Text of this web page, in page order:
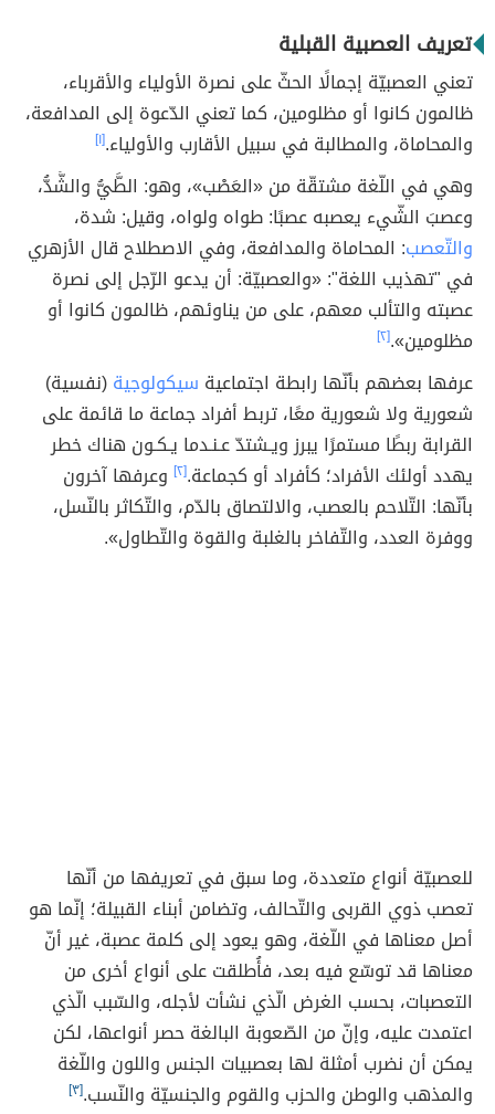
تعريف العصبية القبلية
تعني العصبيّة إجمالًا الحثّ على نصرة الأولياء والأقرباء،
ظالمون كانوا أو مظلومين، كما تعني الدّعوة إلى المدافعة،
والمحاماة، والمطالبة في سبيل الأقارب والأولياء.[١]
وهي في اللّغة مشتقّة من «العَصْب»، وهو: الطَّيُّ والشَّدُّ،
وعصبَ الشّيء يعصبه عصبًا: طواه ولواه، وقيل: شدة،
والتّعصب: المحاماة والمدافعة، وفي الاصطلاحقال الأزهري
في "تهذيب اللغة": «والعصبيّة: أن يدعو الرّجل إلى نصرة
عصبته والتألب معهم، على من يناوئهم، ظالمون كانوا أو
مظلومين».[٢]
عرفها بعضهم بأنّها رابطة اجتماعية سيكولوجية(نفسية)
شعورية ولا شعورية معًا، تربط أفراد جماعة ما قائمة على
القرابة ربطًا مستمرًا يبرز ويـشتدّ عـنـدما يـكـون هناك خطر
يهدد أولئك الأفراد؛ كأفراد أو كجماعة.[٢]
وعرفها آخرون
بأنّها: التّلاحم بالعصب، والالتصاق بالدّم، والتّكاثر بالنّسل،
ووفرة العدد، والتّفاخر بالغلبة والقوة والتّطاول».
للعصبيّة أنواع متعددة، وما سبق في تعريفها من أنّها
تعصب ذوي القربى والتّحالف، وتضامن أبناء القبيلة؛ إنّما هو
أصل معناها في اللّغة، وهو يعود إلى كلمة عصبة، غير أنّ
معناها قد توسّع فيه بعد، فأُطلقت على أنواع أخرى من
التعصبات، بحسب الغرض الّذي نشأت لأجله، والسّبب الّذي
اعتمدت عليه، وإنّ من الصّعوبة البالغة حصر أنواعها، لكن
يمكن أن نضرب أمثلة لها بعصبيات الجنس واللون واللّغة
والمذهب والوطن والحزب والقوم والجنسيّة والنّسب.[٣]